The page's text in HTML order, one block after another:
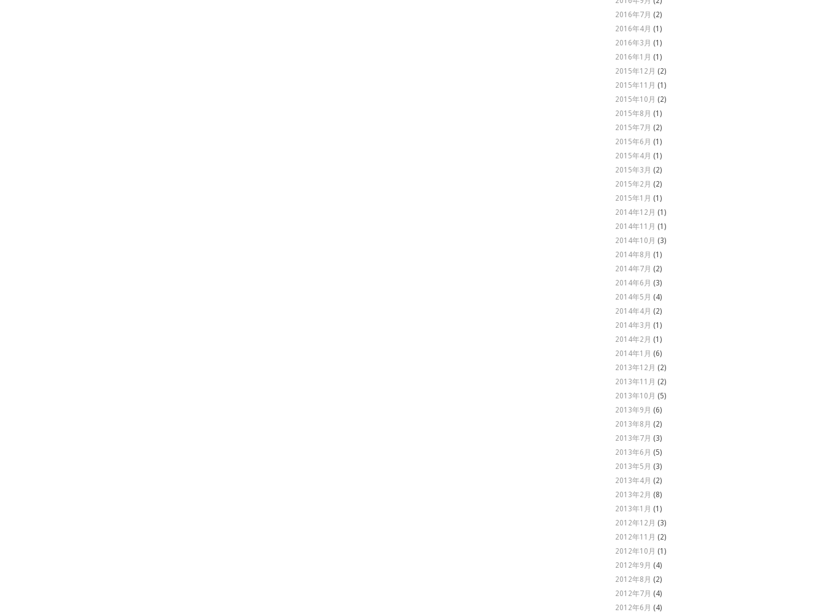
2016年7月 (2)
2016年4月 (1)
2016年3月 (1)
2016年1月 (1)
2015年12月 (2)
2015年11月 (1)
2015年10月 (2)
2015年8月 (1)
2015年7月 (2)
2015年6月 (1)
2015年4月 (1)
2015年3月 (2)
2015年2月 (2)
2015年1月 (1)
2014年12月 (1)
2014年11月 (1)
2014年10月 (3)
2014年8月 (1)
2014年7月 (2)
2014年6月 (3)
2014年5月 (4)
2014年4月 (2)
2014年3月 (1)
2014年2月 (1)
2014年1月 (6)
2013年12月 (2)
2013年11月 (2)
2013年10月 (5)
2013年9月 (6)
2013年8月 (2)
2013年7月 (3)
2013年6月 (5)
2013年5月 (3)
2013年4月 (2)
2013年2月 (8)
2013年1月 (1)
2012年12月 (3)
2012年11月 (2)
2012年10月 (1)
2012年9月 (4)
2012年8月 (2)
2012年7月 (4)
2012年6月 (4)